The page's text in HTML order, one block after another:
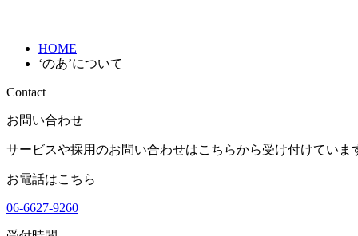
HOME
‘のあ’について
Contact
お問い合わせ
サービスや採用のお問い合わせはこちらから受け付けていま
お電話はこちら
06-6627-9260